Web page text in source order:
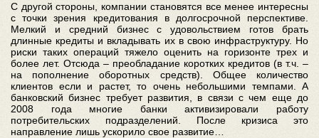
С другой стороны, компании становятся все менее интересны
с точки зрения кредитования в долгосрочной перспективе.
Мелкий и средний бизнес с удовольствием готов брать
длинные кредиты и вкладывать их в свою инфраструктуру. Но
риски таких операций тяжело оценить на горизонте трех и
более лет. Отсюда – преобладание коротких кредитов (в т.ч. –
на пополнение оборотных средств). Общее количество
клиентов если и растет, то очень небольшими темпами. А
банковский бизнес требует развития, в связи с чем еще до
2008 года многие банки активизировали работу
потребительских подразделений. После кризиса это
направление лишь ускорило свое развитие…